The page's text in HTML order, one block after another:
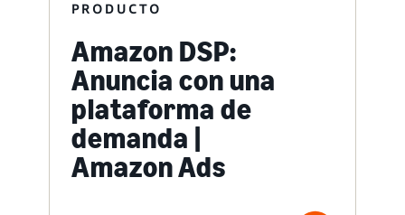
PRODUCTO
Amazon DSP:
Anuncia con una
plataforma de
demanda |
Amazon Ads